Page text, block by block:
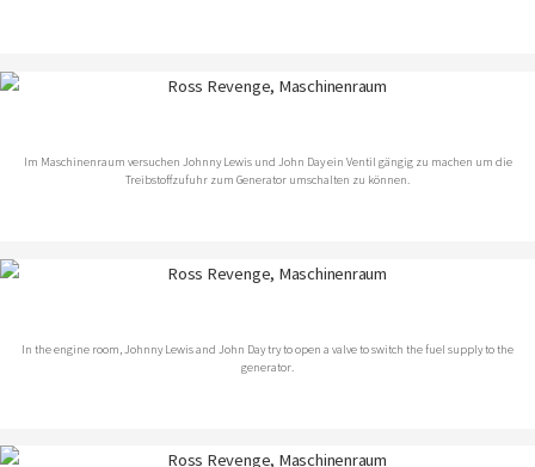
Im Maschinenraum versuchen Johnny Lewis und John Day ein Ventil gängig zu machen um die
Treibstoffzufuhr zum Generator umschalten zu können.
In the engine room, Johnny Lewis and John Day try to open a valve to switch the fuel supply to the
generator.